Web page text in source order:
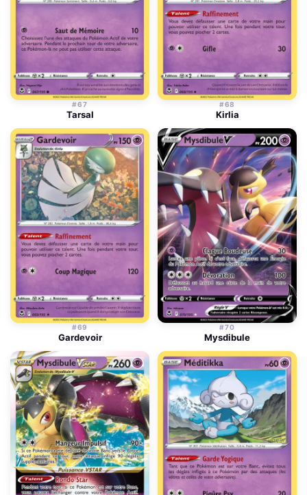
#67
Tarsal
#68
Kirlia
#69
Gardevoir
#70
Mysdibule